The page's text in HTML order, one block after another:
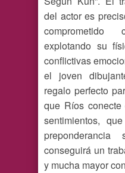
del actor es
explotando su
conflictivas
el joven
regalo perfecto
que Ríos
sentimientos,
conseguirá un
y mucha mayor